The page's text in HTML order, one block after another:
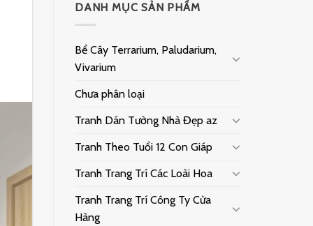
DANH MỤC SẢN PHẨM
Bể Cây Terrarium, Paludarium,
Vivarium
Chưa phân loại
Tranh Dán Tường Nhà Đẹp az
Tranh Theo Tuổi 12 Con Giáp
Tranh Trang Trí Các Loài Hoa
Tranh Trang Trí Công Ty Cửa
Hàng